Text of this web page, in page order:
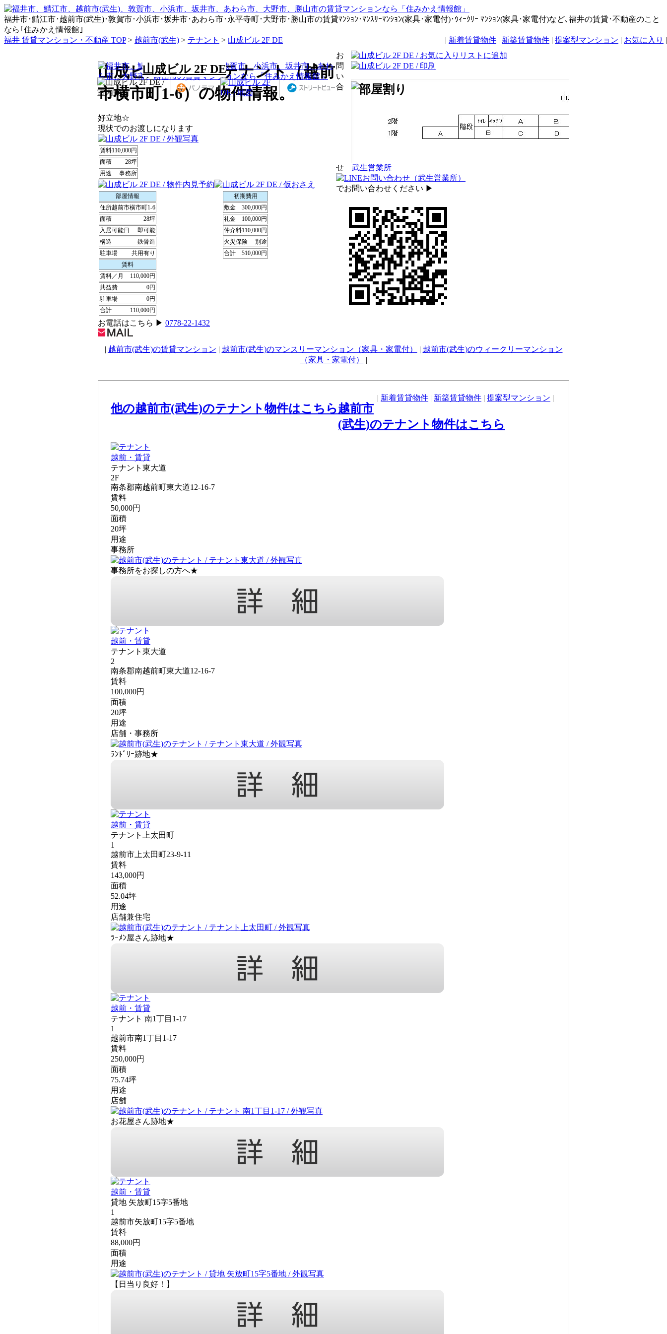
福井市･鯖江市･越前市(武生)･敦賀市･小浜市･坂井市･あわら市･永平寺町･大野市･勝山市の賃貸ﾏﾝｼｮﾝ･ﾏﾝｽﾘｰﾏﾝｼｮﾝ(家具･家電付)･ｳｨｰｸﾘｰ ﾏﾝｼｮﾝ(家具･家電付)など､福井の賃貸･不動産のこと
なら｢住みかえ情報館｣
| 新着賃貸物件 | 新築賃貸物件 | 提案型マンション | お気に入り |
福井 賃貸マンション・不動産 TOP> 越前市(武生) > テナント > 山成ビル 2F DE
山成ビル 2F DE / テナント（越前
市横市町1-6）の物件情報。
山成ビル 2F DE
好立地☆
現状でのお渡しになります
賃料110,000円
面積
28坪
用途
事務所
部屋情報
住所越前市横市町1-6
面積
28坪
入居可能日
即可能
構造
鉄骨造
駐車場
共用有り
賃料
賃料／月
110,000円
共益費
0円
駐車場
0円
合計
110,000円
初期費用
敷金
300,000円
礼金
100,000円
仲介料110,000円
火災保険
別途
合計
510,000円
お
問
い
合
せ 武生営業所
でお問い合わせください ▶︎
お電話はこちら ▶︎ 0778-22-1432
| 越前市(武生)の賃貸マンション | 越前市(武生)のマンスリーマンション（家具・家電付） | 越前市(武生)のウィークリーマンション
（家具・家電付）
|
他の越前市(武生)のテナント物件はこちら
| 新着賃貸物件 | 新築賃貸物件 | 提案型マンション |
越前市
(武生)のテナント物件はこちら
越前・賃貸
テナント東大道
2F
南条郡南越前町東大道12-16-7
賃料
50,000円
面積
20坪
用途
事務所
事務所をお探しの方へ★
越前・賃貸
テナント東大道
2
南条郡南越前町東大道12-16-7
賃料
100,000円
面積
20坪
用途
店舗・事務所
ﾗﾝﾄﾞﾘｰ跡地★
越前・賃貸
テナント上太田町
1
越前市上太田町23-9-11
賃料
143,000円
面積
52.04坪
用途
店舗兼住宅
ﾗｰﾒﾝ屋さん跡地★
越前・賃貸
テナント 南1丁目1-17
1
越前市南1丁目1-17
賃料
250,000円
面積
75.74坪
用途
店舗
お花屋さん跡地★
越前・賃貸
貸地 矢放町15字5番地
1
越前市矢放町15字5番地
賃料
88,000円
面積
用途
【日当り良好！】